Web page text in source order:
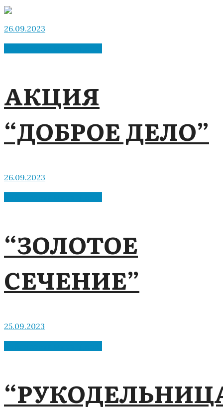
26.09.2023
АКЦИЯ
“ДОБРОЕ ДЕЛО”
26.09.2023
“ЗОЛОТОЕ
СЕЧЕНИЕ”
25.09.2023